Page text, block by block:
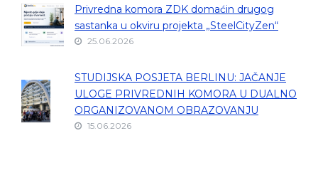
Privredna komora ZDK domaćin drugog
sastanka u okviru projekta „SteelCityZen“
25.06.2026
STUDIJSKA POSJETA BERLINU: JAČANJE
ULOGE PRIVREDNIH KOMORA U DUALNO
ORGANIZOVANOM OBRAZOVANJU
15.06.2026